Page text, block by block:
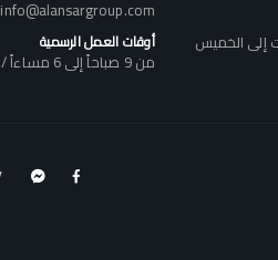
info@alansargroup.com
أوقات العمل الرسمية
من 9 صباحاً إلى 6 مساءاً / من السبت إلى الخميس